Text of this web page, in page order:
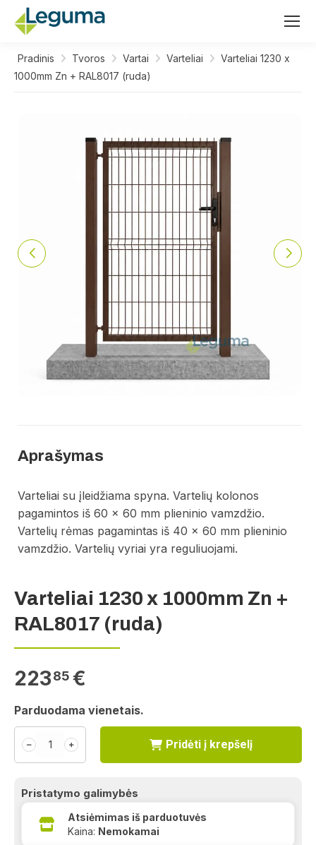
Pradinis Tvoros Vartai Varteliai
Varteliai 1230 x
1000mm Zn + RAL8017 (ruda)
Aprašymas
Varteliai su įleidžiama spyna. Vartelių kolonos
pagamintos iš 60 x 60 mm plieninio vamzdžio.
Vartelių rėmas pagamintas iš 40 x 60 mm plieninio
vamzdžio. Vartelių vyriai yra reguliuojami.
Varteliai 1230 x 1000mm Zn +
RAL8017 (ruda)
22385 €
Parduodama vienetais.
﹣ ﹢ Pridėti į krepšelį
Pristatymo galimybės
Atsiėmimas iš parduotuvės
Kaina: Nemokamai